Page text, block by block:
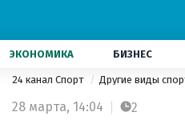
ЭКОНОМИКА БИЗНЕС
24 канал Спорт Другие виды
28 марта, 14:04 2